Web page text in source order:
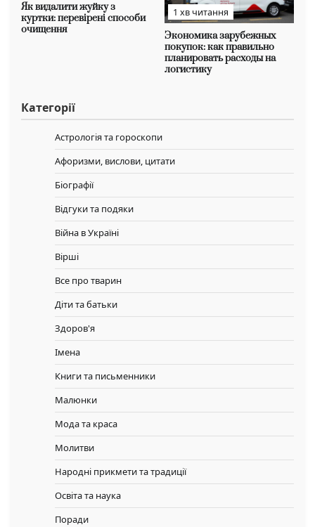
Як видалити жуйку з
куртки: перевірені способи
очищення
1 хв читання
Экономика зарубежных
покупок: как правильно
планировать расходы на
логистику
Категорії
Астрологія та гороскопи
Афоризми, вислови, цитати
Біографії
Відгуки та подяки
Війна в Україні
Вірші
Все про тварин
Діти та батьки
Здоров'я
Імена
Книги та письменники
Малюнки
Мода та краса
Молитви
Народні прикмети та традиції
Освіта та наука
Поради